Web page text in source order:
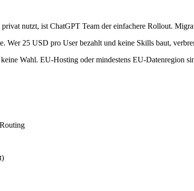
nutzt, ist ChatGPT Team der einfachere Rollout.
25 USD pro User bezahlt und keine Skills baut,
Wahl. EU-Hosting oder mindestens EU-Datenregion